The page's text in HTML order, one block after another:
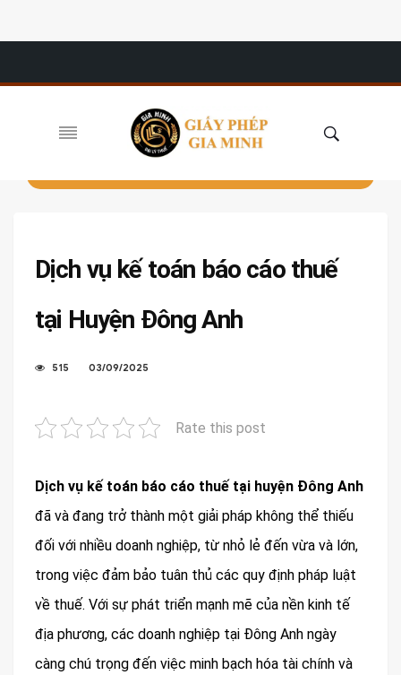
Dịch vụ kế toán báo cáo thuế
tại Huyện Đông Anh
515 03/09/2025
Rate this post
Dịch vụ kế toán báo cáo thuế tại huyện Đông Anh
đã và đang trở thành một giải pháp không thể thiếu
đối với nhiều doanh nghiệp, từ nhỏ lẻ đến vừa và lớn,
trong việc đảm bảo tuân thủ các quy định pháp luật
về thuế. Với sự phát triển mạnh mẽ của nền kinh tế
địa phương, các doanh nghiệp tại Đông Anh ngày
càng chú trọng đến việc minh bạch hóa tài chính và